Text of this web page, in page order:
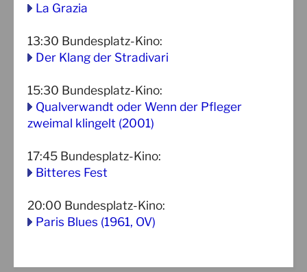
La Grazia
13:30 Bundesplatz-Kino:
Der Klang der Stradivari
15:30 Bundesplatz-Kino:
Qualverwandt oder Wenn der Pfleger
zweimal klingelt (2001)
17:45 Bundesplatz-Kino:
Bitteres Fest
20:00 Bundesplatz-Kino:
Paris Blues (1961, OV)